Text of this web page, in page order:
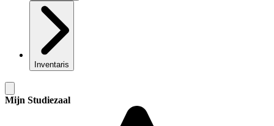
Inventaris
Mijn Studiezaal